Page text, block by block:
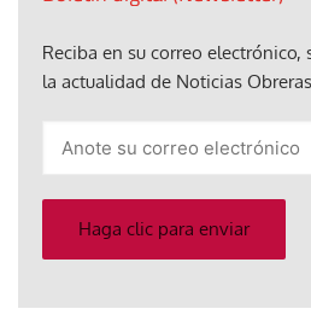
Reciba en su correo
la actualidad de Noticias Obreras
electrónico
Haga clic para enviar